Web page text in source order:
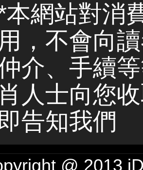
本網站對消
用，不會向
介、手續
肖人士向您
告知我們
@ 2013